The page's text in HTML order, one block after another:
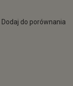
Dodaj do porównania